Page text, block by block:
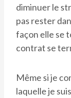
diminuer le
pas rester
façon elle se
contrat se
Même si je
laquelle je